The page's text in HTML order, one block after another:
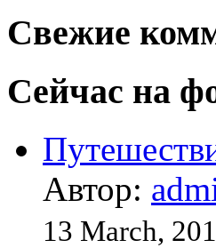
Свежие
Сейчас на
Автор:
13 March,